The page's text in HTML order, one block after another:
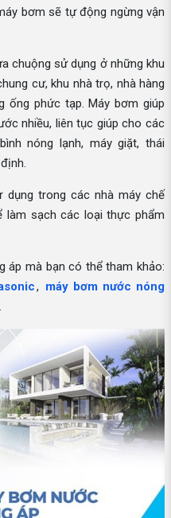
bơm sẽ tự động ngừng vận
chuộng sử dụng ở những khu
cư, khu nhà trọ, nhà hàng
ống phức tạp. Máy bơm giúp
nhiều, liên tục giúp cho các
nóng lạnh, máy giặt, thái
trong các nhà máy chế
làm sạch các loại thực phẩm
áp mà bạn có thể tham khảo:
, máy bơm nước nóng
.